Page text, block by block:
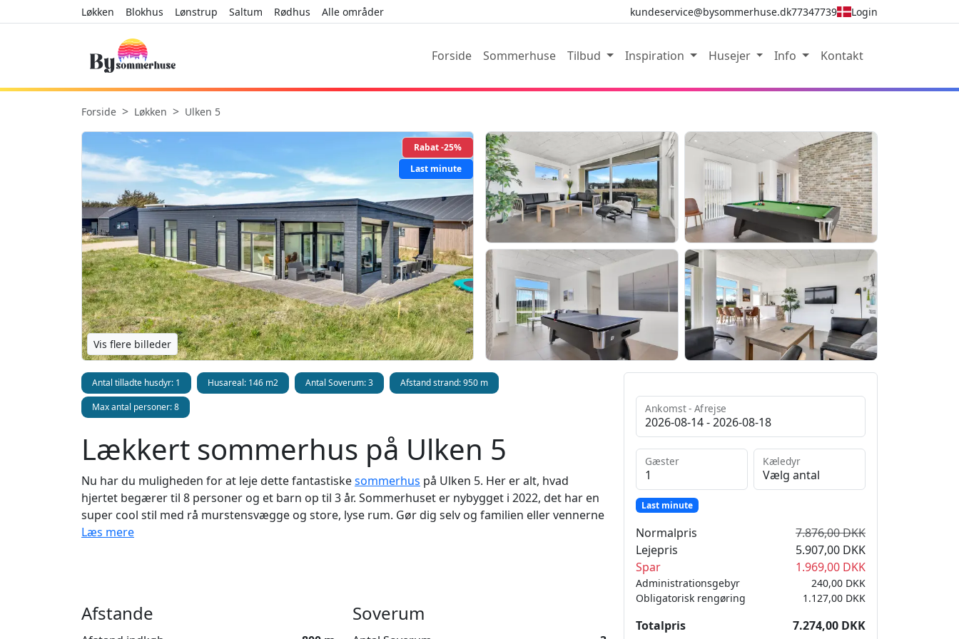
Løkken Blokhus Lønstrup Saltum Rødhus Alle områder kundeservice@bysommerhuse.dk77347739 Login
Forside Sommerhuse Tilbud Inspiration Husejer Info Kontakt
Forside Løkken Ulken 5
Rabat -25%
Last minute
Vis flere billeder
Antal tilladte husdyr: 1 Husareal: 146 m2 Antal Soverum: 3
Afstand strand: 950 m
Max antal personer: 8
Lækkert sommerhus på Ulken 5
Nu har du muligheden for at leje dette fantastiskesommerhus på Ulken 5. Her er alt, hvad
hjertet begærer til 8 personer og et barn op til 3 år. Sommerhuset er nybygget i 2022, det har en
super cool stil med rå murstensvægge og store, lyse rum. Gør dig selv og familien eller vennerne
en tjeneste og udforsk denne perle i et nybygget kvarter - let afskærmet fra centrum, der findes
Detaljer om huset
Læs mere
Afstande Soverum
Ankomst - Afrejse
Gæster Kæledyr
Last minute
Normalpris
7.876,00 DKK
Lejepris
5.907,00 DKK
Spar
1.969,00 DKK
240,00 DKK
Administrationsgebyr
1.127,00 DKK
Obligatorisk rengøring
Totalpris 7.274,00 DKK